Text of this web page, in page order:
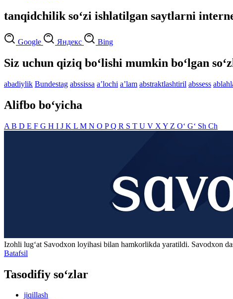
tanqidchilik so‘zi ishlatilgan saytlarni
Google Яндекс Bing
Siz uchun qiziq bo‘lishi mumkin bo‘lgan
abadiylik Bundestag abssissa aʼlochi aʼlam abstraktlashtiril abssess
Alifbo bo‘yicha
A B D E F G H I J K L M N O PQ R S T U V X Y Z O‘ G‘ Sh Ch
Izohli lugʻat Savodxon loyihasi bilan hamkorlikda yaratildi. Savodxon
Batafsil
Tasodifiy so‘zlar
jiqillash